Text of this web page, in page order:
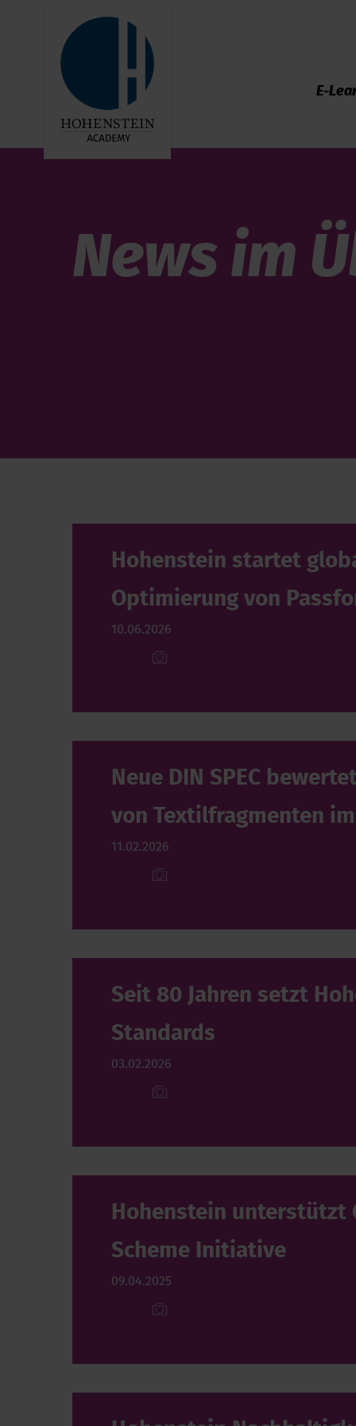
E-
News im
Hohenstein startet
Optimierung von
10.06.2026
Neue DIN SPEC
von Textilfragmenten
11.02.2026
Seit 80 Jahren setzt
Standards
03.02.2026
Hohenstein unterstützt
Scheme Initiative
09.04.2025